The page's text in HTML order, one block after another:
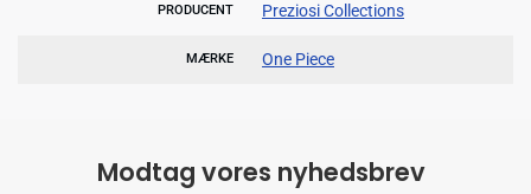
PRODUCENT Preziosi Collections
MÆRKE One Piece
Modtag vores nyhedsbrev